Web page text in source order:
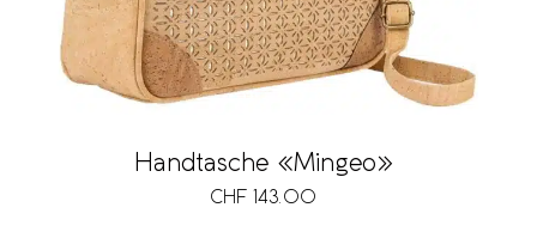
Handtasche «Mingeo»
CHF 143.00